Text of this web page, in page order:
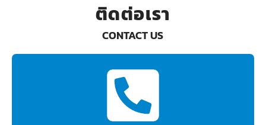
CONTACT US
ติดต่อเรา